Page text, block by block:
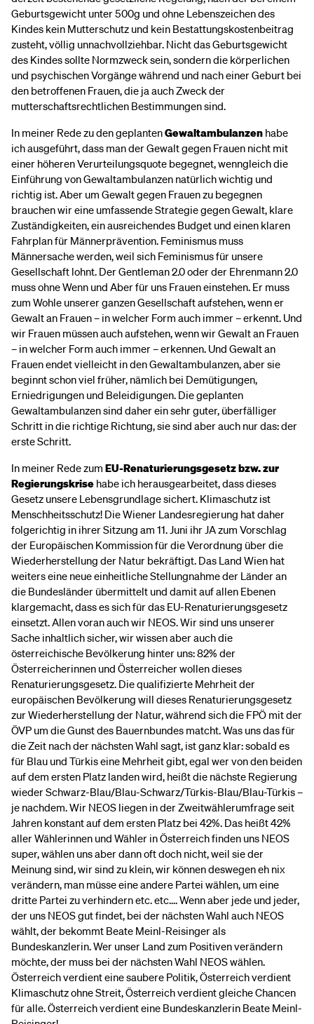
Geburtsgewicht unter 500g und ohne Lebenszeichen des
Kindes kein Mutterschutz und kein Bestattungskostenbeitrag
zusteht, völlig unnachvollziehbar. Nicht das Geburtsgewicht
des Kindes sollte Normzweck sein, sondern die körperlichen
und psychischen Vorgänge während und nach einer Geburt bei
den betroffenen Frauen, die ja auch Zweck der
mutterschaftsrechtlichen Bestimmungen sind.
In meiner Rede zu den geplantenGewaltambulanzen habe
ich ausgeführt, dass man der Gewalt gegen Frauen nicht mit
einer höheren Verurteilungsquote begegnet, wenngleich die
Einführung von Gewaltambulanzen natürlich wichtig und
richtig ist. Aber um Gewalt gegen Frauen zu begegnen
brauchen wir eine umfassende Strategie gegen Gewalt, klare
Zuständigkeiten, ein ausreichendes Budget und einen klaren
Fahrplan für Männerprävention. Feminismus muss
Männersache werden, weil sich Feminismus für unsere
Gesellschaft lohnt. Der Gentleman 2.0 oder der Ehrenmann 2.0
muss ohne Wenn und Aber für uns Frauen einstehen. Er muss
zum Wohle unserer ganzen Gesellschaft aufstehen, wenn er
Gewalt an Frauen – in welcher Form auch immer – erkennt. Und
wir Frauen müssen auch aufstehen, wenn wir Gewalt an Frauen
– in welcher Form auch immer – erkennen. Und Gewalt an
Frauen endet vielleicht in den Gewaltambulanzen, aber sie
beginnt schon viel früher, nämlich bei Demütigungen,
Erniedrigungen und Beleidigungen. Die geplanten
Gewaltambulanzen sind daher ein sehr guter, überfälliger
Schritt in die richtige Richtung, sie sind aber auch nur das: der
erste Schritt.
In meiner Rede zum EU-Renaturierungsgesetzbzw. zur
Regierungskrise habe ich herausgearbeitet, dass dieses
Gesetz unsere Lebensgrundlage sichert. Klimaschutz ist
Menschheitsschutz! Die Wiener Landesregierung hat daher
folgerichtig in ihrer Sitzung am 11. Juni ihr JA zum Vorschlag
der Europäischen Kommission für die Verordnung über die
Wiederherstellung der Natur bekräftigt. Das Land Wien hat
weiters eine neue einheitliche Stellungnahme der Länder an
die Bundesländer übermittelt und damit auf allen Ebenen
klargemacht, dass es sich für das EU-Renaturierungsgesetz
einsetzt. Allen voran auch wir NEOS. Wir sind uns unserer
Sache inhaltlich sicher, wir wissen aber auch die
österreichische Bevölkerung hinter uns: 82% der
Österreicherinnen und Österreicher wollen dieses
Renaturierungsgesetz. Die qualifizierte Mehrheit der
europäischen Bevölkerung will dieses Renaturierungsgesetz
zur Wiederherstellung der Natur, während sich die FPÖ mit der
ÖVP um die Gunst des Bauernbundes matcht. Was uns das für
die Zeit nach der nächsten Wahl sagt, ist ganz klar: sobald es
für Blau und Türkis eine Mehrheit gibt, egal wer von den beiden
auf dem ersten Platz landen wird, heißt die nächste Regierung
wieder Schwarz-Blau/Blau-Schwarz/Türkis-Blau/Blau-Türkis –
je nachdem. Wir NEOS liegen in der Zweitwählerumfrage seit
Jahren konstant auf dem ersten Platz bei 42%. Das heißt 42%
aller Wählerinnen und Wähler in Österreich finden uns NEOS
super, wählen uns aber dann oft doch nicht, weil sie der
Meinung sind, wir sind zu klein, wir können deswegen eh nix
verändern, man müsse eine andere Partei wählen, um eine
dritte Partei zu verhindern etc. etc.... Wenn aber jede und jeder,
der uns NEOS gut findet, bei der nächsten Wahl auch NEOS
wählt, der bekommt Beate Meinl-Reisinger als
Bundeskanzlerin. Wer unser Land zum Positiven verändern
möchte, der muss bei der nächsten Wahl NEOS wählen.
Österreich verdient eine saubere Politik, Österreich verdient
Klimaschutz ohne Streit, Österreich verdient gleiche Chancen
für alle. Österreich verdient eine Bundeskanzlerin Beate Meinl-